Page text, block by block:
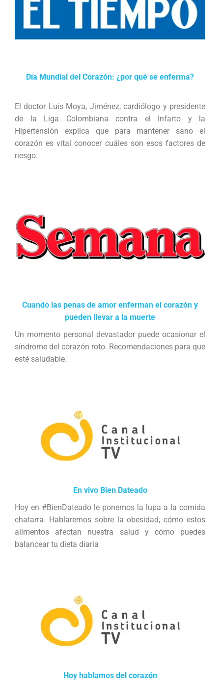
Día Mundial del Corazón: ¿por qué se enferma?
El doctor Luis Moya, Jiménez, cardiólogo y presidente
de la Liga Colombiana contra el Infarto y la
Hipertensión explica que para mantener sano el
corazón es vital conocer cuáles son esos factores de
riesgo.
Cuando las penas de amor enferman el corazón y
pueden llevar a la muerte
Un momento personal devastador puede ocasionar el
síndrome del corazón roto. Recomendaciones para que
esté saludable.
En vivo Bien Dateado
Hoy en #BienDateado le ponemos la lupa a la comida
chatarra. Hablaremos sobre la obesidad, cómo estos
alimentos afectan nuestra salud y cómo puedes
balancear tu dieta diaria
Hoy hablamos del corazón